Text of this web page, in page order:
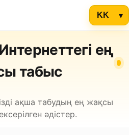
ең
табыс
ақша табудың ең жақсы
әдістер.